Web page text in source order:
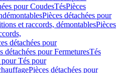
pour CoudesTésPièces
Pièces détachées pour
et raccords, démontablesPièces
détachées pour
détachées pour FermeturesTés
pour Tés pour
Pièces détachées pour